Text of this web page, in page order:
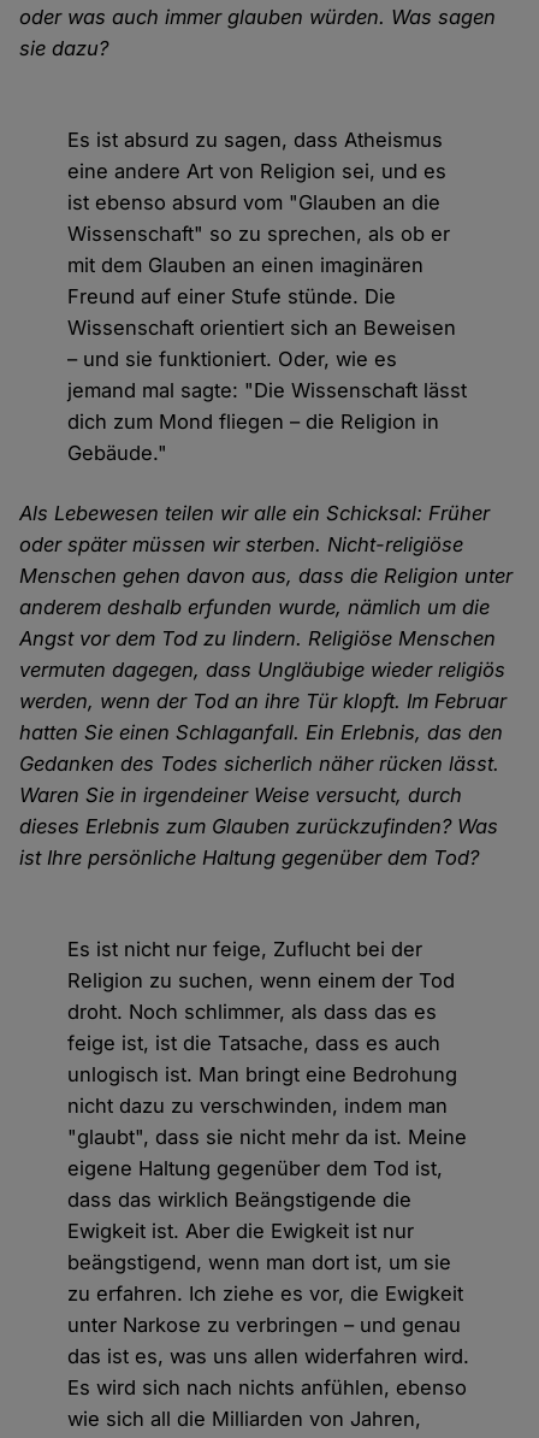
oder was auch immer glauben würden. Was sagen
sie dazu?
Es ist absurd zu sagen, dass Atheismus
eine andere Art von Religion sei, und es
ist ebenso absurd vom "Glauben an die
Wissenschaft" so zu sprechen, als ob er
mit dem Glauben an einen imaginären
Freund auf einer Stufe stünde. Die
Wissenschaft orientiert sich an Beweisen
– und sie funktioniert. Oder, wie es
jemand mal sagte: "Die Wissenschaft lässt
dich zum Mond fliegen – die Religion in
Gebäude."
Als Lebewesen teilen wir alle ein Schicksal: Früher
oder später müssen wir sterben. Nicht-religiöse
Menschen gehen davon aus, dass die Religion unter
anderem deshalb erfunden wurde, nämlich um die
Angst vor dem Tod zu lindern. Religiöse Menschen
vermuten dagegen, dass Ungläubige wieder religiös
werden, wenn der Tod an ihre Tür klopft. Im Februar
hatten Sie einen Schlaganfall. Ein Erlebnis, das den
Gedanken des Todes sicherlich näher rücken lässt.
Waren Sie in irgendeiner Weise versucht, durch
dieses Erlebnis zum Glauben zurückzufinden? Was
ist Ihre persönliche Haltung gegenüber dem Tod?
Es ist nicht nur feige, Zuflucht bei der
Religion zu suchen, wenn einem der Tod
droht. Noch schlimmer, als dass das es
feige ist, ist die Tatsache, dass es auch
unlogisch ist. Man bringt eine Bedrohung
nicht dazu zu verschwinden, indem man
"glaubt", dass sie nicht mehr da ist. Meine
eigene Haltung gegenüber dem Tod ist,
dass das wirklich Beängstigende die
Ewigkeit ist. Aber die Ewigkeit ist nur
beängstigend, wenn man dort ist, um sie
zu erfahren. Ich ziehe es vor, die Ewigkeit
unter Narkose zu verbringen – und genau
das ist es, was uns allen widerfahren wird.
Es wird sich nach nichts anfühlen, ebenso
wie sich all die Milliarden von Jahren,